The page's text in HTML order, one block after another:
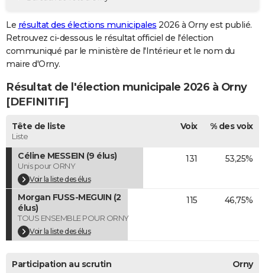
GUIDES D'ACHAT
BONS PLANS
CARTE DE VOEUX
Carte de Noël
Carte Bonne année
Carte Saint-Valentin
Carte Pâques
Carte d'anniversaire
DICTIONNAIRE
Dictionnaire
Biographies
Citations
Expressions
Proverbes
PROGRAMME TV
COPAINS D'AVANT
S'inscrire
Se connecter
Lycées
Collèges
Primaires
Universités
Entreprises
Service militaire
Avis de recherche
AVIS DE DÉCÈS
FORUM
Bricolage
Lifestyle
Culture
Sport
Auto
Television
Voyage
Cinema
Le résultat des élections municipales 2026 à Orny est publié.
Retrouvez ci-dessous le résultat officiel de l'élection
communiqué par le ministère de l'Intérieur et le nom du
maire d'Orny.
Résultat de l'élection municipale 2026 à Orny
[DEFINITIF]
Tête de liste
Liste
Voix % des voix
Céline MESSEIN (9 élus)
Unis pour ORNY
Voir la liste des élus
131 53,25%
Morgan FUSS-MEGUIN (2
élus)
TOUS ENSEMBLE POUR ORNY
Voir la liste des élus
115 46,75%
Participation au scrutin Orny